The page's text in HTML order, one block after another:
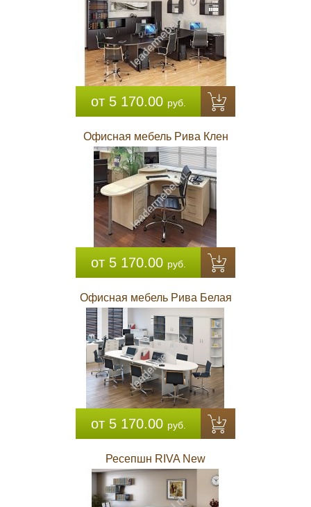
от 5 170.00 руб.
Офисная мебель Рива Клен
от 5 170.00 руб.
Офисная мебель Рива Белая
от 5 170.00 руб.
Ресепшн RIVA New